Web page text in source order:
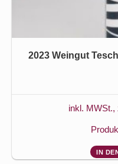
2023 Weingut
inkl. MWSt.,
IN